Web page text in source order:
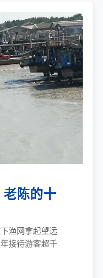
老陈的十
渔网拿起望远
接待游客超千